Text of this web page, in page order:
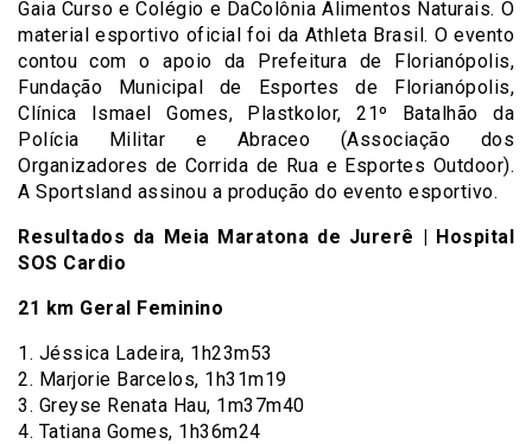
Gaia Curso e Colégio e DaColônia Alimentos Naturais. O
material esportivo oficial foi da Athleta Brasil. O evento
contou com o apoio da Prefeitura de Florianópolis,
Fundação Municipal de Esportes de Florianópolis,
Clínica Ismael Gomes, Plastkolor, 21º Batalhão da
Polícia Militar e Abraceo (Associação dos
Organizadores de Corrida de Rua e Esportes Outdoor).
A Sportsland assinou a produção do evento esportivo.
Resultados da Meia Maratona de Jurerê | Hospital
SOS Cardio
21 km Geral Feminino
1. Jéssica Ladeira, 1h23m53
2. Marjorie Barcelos, 1h31m19
3. Greyse Renata Hau, 1m37m40
4. Tatiana Gomes, 1h36m24